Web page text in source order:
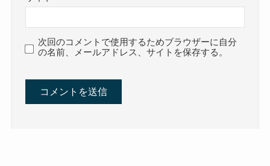
次回のコメントで使用するためブラウザーに自分
の名前、メールアドレス、サイトを保存する。